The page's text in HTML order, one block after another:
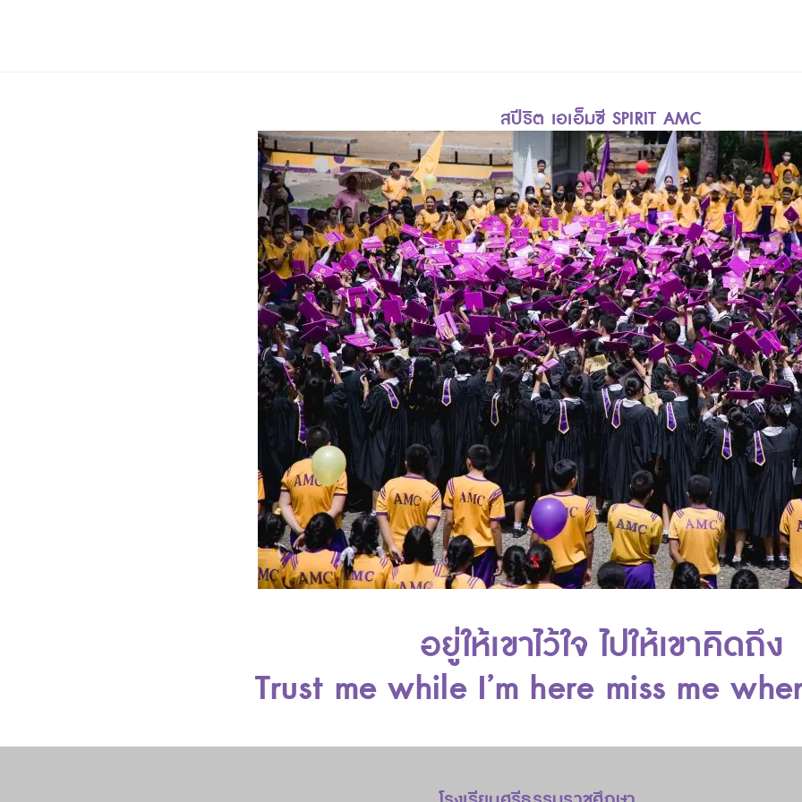
สปีริต เอเอ็มซี SPIRIT AMC
อยู่ให้เขาไว้ใจ ไปให้เขาคิดถึง
Trust me while I’m here miss me